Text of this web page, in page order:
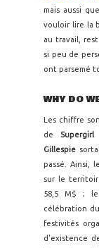
mais aussi
vouloir lire la
au travail,
si peu de
ont parsemé
WHY DO
Les chiffre
de Supergirl
Gillespie
passé. Ainsi,
sur le
58,5 M$ ;
célébration
festivités
d'existence